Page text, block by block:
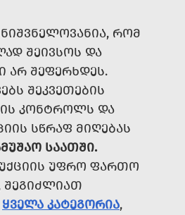
ᲠᲝᲛ
ᲨᲔᲘᲕᲡᲝᲡ ᲓᲐ
ᲐᲠ ᲨᲔᲤᲔᲠᲮᲓᲔᲡ.
ᲨᲔᲙᲕᲔᲗᲔᲑᲘᲡ
ᲙᲝᲜᲢᲠᲝᲚᲡ ᲓᲐ
ᲡᲬᲠᲐᲤ ᲛᲘᲦᲔᲑᲐᲡ
ᲡᲐᲐᲗᲨᲘ.
ᲣᲤᲠᲝ ᲤᲐᲠᲗᲝ
ᲨᲔᲒᲘᲫᲚᲘᲐᲗ
ᲧᲕᲔᲚᲐ ᲙᲐᲢᲔᲒᲝᲠᲘᲐ,